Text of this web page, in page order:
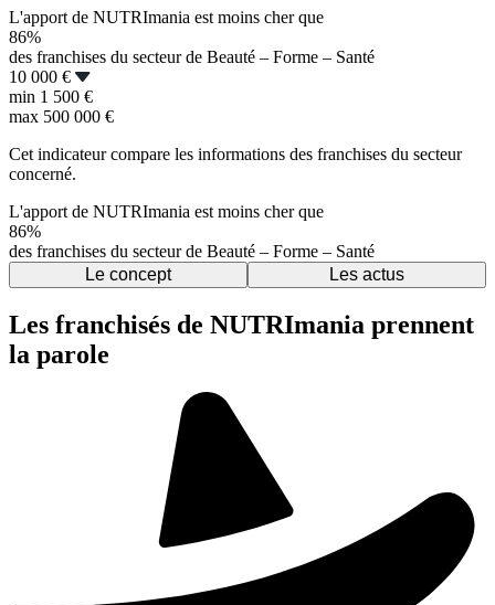
L'apport de NUTRImania est moins cher que
86%
des franchises du secteur de Beauté – Forme – Santé
10 000 €
min 1 500 €
max 500 000 €
Cet indicateur compare les informations des franchises du secteur
concerné.
L'apport de NUTRImania est moins cher que
86%
des franchises du secteur de Beauté – Forme – Santé
Le concept
Les actus
Les franchisés de NUTRImania prennent
la parole